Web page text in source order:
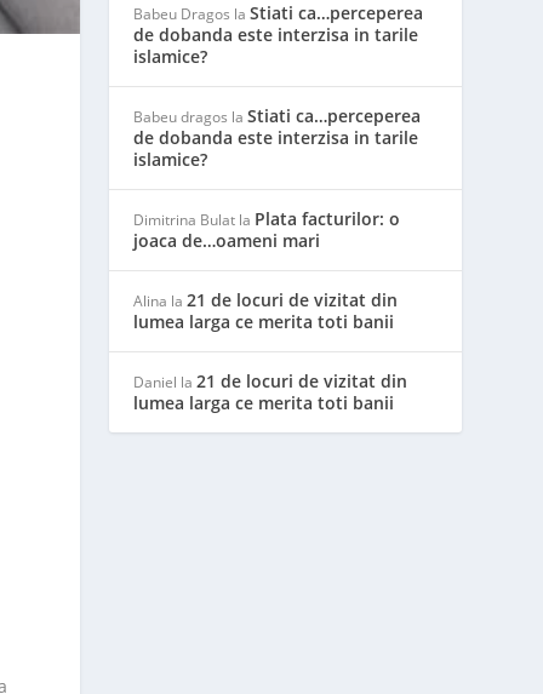
Babeu Dragos laStiati ca…perceperea
de dobanda este interzisa in tarile
islamice?
Babeu dragos laStiati ca…perceperea
de dobanda este interzisa in tarile
islamice?
Dimitrina Bulat la Plata facturilor: o
joaca de…oameni mari
Alina la21 de locuri de vizitat din
lumea larga ce merita toti banii
Daniel la21 de locuri de vizitat din
lumea larga ce merita toti banii